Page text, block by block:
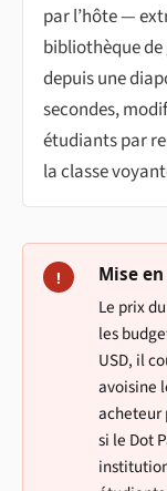
par l’hôte —
bibliothèque
depuis une
secondes,
étudiants par
la classe
! Mise
Le prix
les
USD, il
avoisine
acheteur
si le Dot